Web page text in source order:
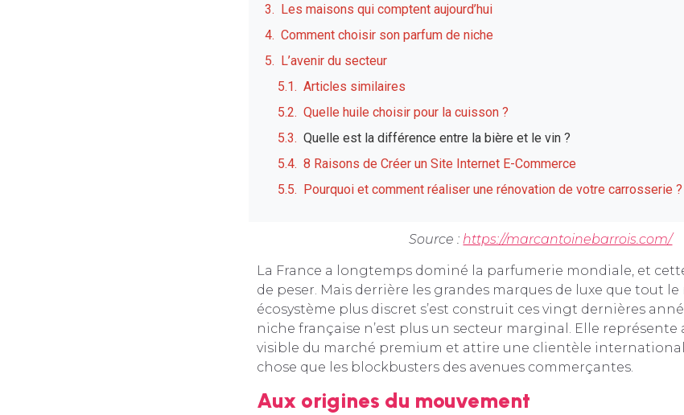
Les maisons qui comptent aujourd’hui
Comment choisir son parfum de niche
L’avenir du secteur
Articles similaires
Quelle huile choisir pour la cuisson ?
Quelle est la différence entre la bière et le vin ?
8 Raisons de Créer un Site Internet E-Commerce
Pourquoi et comment réaliser une rénovation de votre carrosserie ?
Source : https://marcantoinebarrois.com/
La France a longtemps dominé la parfumerie mondiale, et
de peser. Mais derrière les grandes marques de luxe que tout
écosystème plus discret s’est construit ces vingt dernières
niche française n’est plus un secteur marginal. Elle représente
visible du marché premium et attire une clientèle
chose que les blockbusters des avenues commerçantes.
Aux origines du mouvement